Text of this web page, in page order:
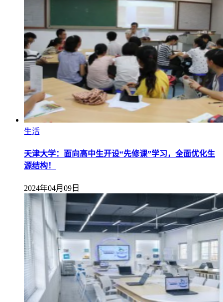
生活
天津大学：面向高中生开设“先修课”学习，全面优化生
源结构！
2024年04月09日